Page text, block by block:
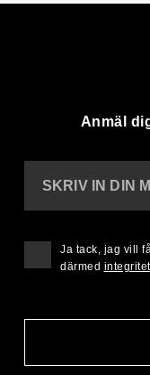
Anmäl
SKRIV IN DIN
Ja tack, jag vill
därmed